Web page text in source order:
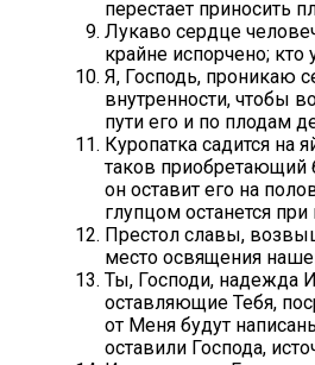
перестает приносить
Лукаво сердце
крайне испорчено; кто
Я, Господь, проникаю
внутренности, чтобы
пути его и по плодам
Куропатка садится на
таков приобретающий
он оставит его на
глупцом останется
Престол славы,
место освящения
Ты, Господи, надежда
оставляющие Тебя,
от Меня будут
оставили Господа,